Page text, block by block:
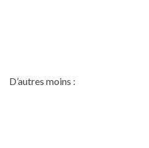
D’autres moins :